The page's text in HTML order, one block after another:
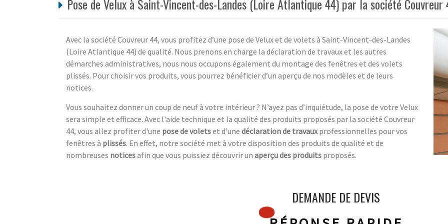
Pose de Velux à Saint-Vincent-des-Landes (Loire Atlantique 44) par la société Couvreur
Avec la société Couvreur 44, vous profitez d’une pose de Velux et de volets à Saint-Vincent-des-Landes
(Loire Atlantique 44) de qualité. Nous prenons en charge la déclaration de travaux et les autres
démarches administratives, nous nous occupons également du montage des fenêtres et des volets
plissés. Pour choisir vos produits, vous pourrez bénéficier d’un aperçu de nos modèles et de leurs
notices.
Vous souhaitez donner un coup de neuf à votre intérieur ? N’ayez pas d’inquiétude, la pose de votre Velux
sera simple et efficace. Avec l'aide technique et la qualité des produits proposés par la société Couvreur
44, vous allez profiter d'une pose de voletset d'une déclaration de travauxprofessionnelles pour vos
fenêtres à plissés. En effet, notre société met à votre disposition des produits de qualité et de
nombreuses noticesafin que vous puissiez découvrir un aperçu des produits proposés.
DEMANDE DE DEVIS